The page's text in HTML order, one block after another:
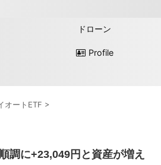
ドローン
Profile
オートETF >
調に+23,049円と資産が増え